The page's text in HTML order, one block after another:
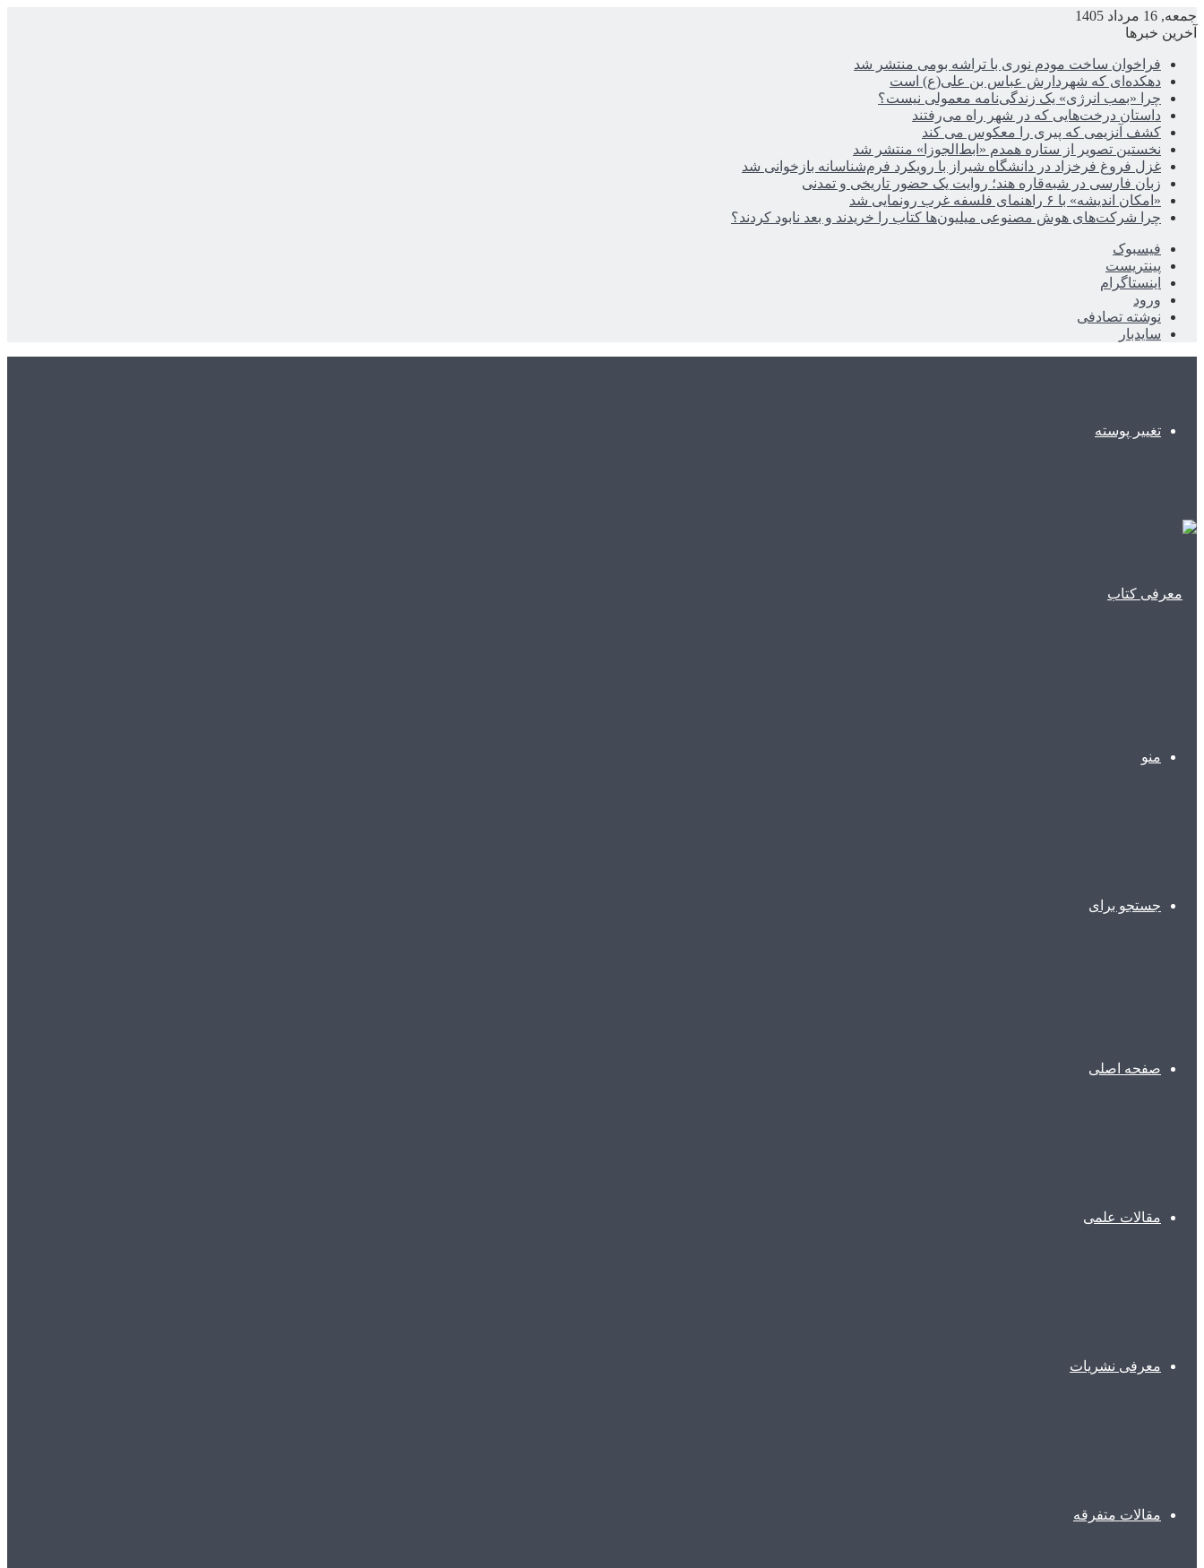
جمعه, 16 مرداد 1405
آخرین خبرها
فراخوان ساخت مودم نوری با تراشه بومی منتشر شد
دهکده‌ای که شهردارش عباس بن علی(ع) است
چرا «بمب انرژی» یک زندگی‌نامه معمولی نیست؟
داستان درخت‌هایی که در شهر راه می‌رفتند
کشف آنزیمی که پیری را معکوس می کند
نخستین تصویر از ستاره همدم «ابط‌الجوزا» منتشر شد
غزل فروغ فرخزاد در دانشگاه شیراز با رویکرد فرم‌شناسانه بازخوانی شد
زبان فارسی در شبه‌قاره هند؛ روایت یک حضور تاریخی و تمدنی
«امکان اندیشه» با ۶ راهنمای فلسفه غرب رونمایی شد
چرا شرکت‌های هوش مصنوعی میلیون‌ها کتاب را خریدند و بعد نابود کردند؟
فیسبوک
پینتریست
اینستاگرام
ورود
نوشته تصادفی
سایدبار
تغییر پوسته
منو
جستجو برای
صفحه اصلی
مقالات علمی
معرفی نشریات
مقالات متفرقه